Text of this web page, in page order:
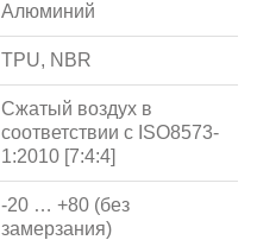
Алюминий
TPU, NBR
Сжатый воздух в
соответствии с ISO8573-
1:2010 [7:4:4]
-20 … +80 (без
замерзания)